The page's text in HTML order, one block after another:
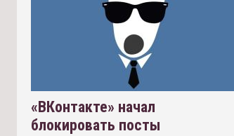
«ВКонтакте» начал
блокировать посты